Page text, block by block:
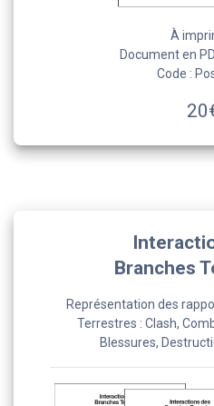
À
Document en
Code :
Branches
Représentation des
Terrestres : Clash,
Blessures,